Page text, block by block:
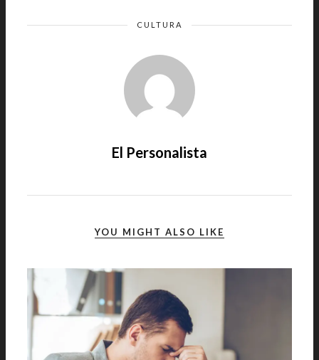
CULTURA
El Personalista
YOU MIGHT ALSO LIKE